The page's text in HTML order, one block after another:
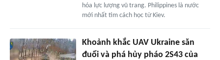
hóa lực lượng vũ trang. Philippines là nước
mới nhất tìm cách học từ Kiev.
Khoảnh khắc UAV Ukraine săn
đuổi và phá hủy pháo 2S43 của